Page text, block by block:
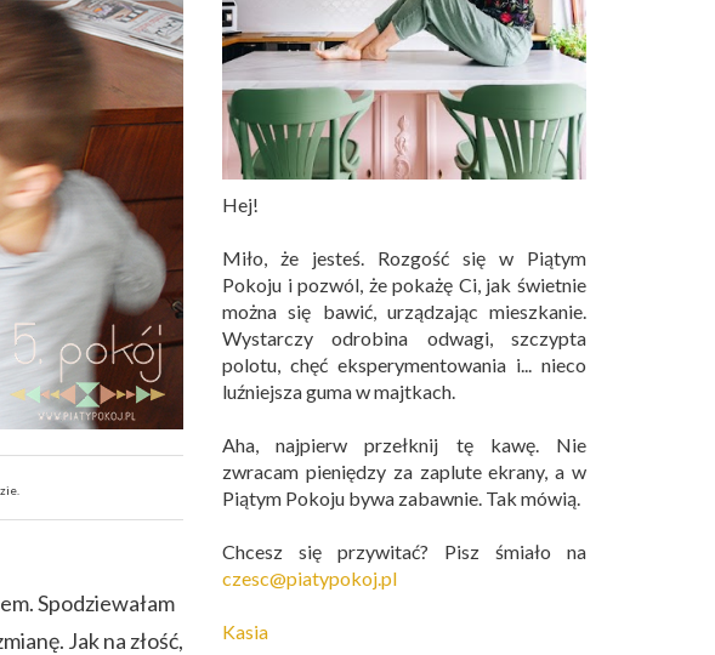
Spodziewałam
Jak na złość,
Hej!
Miło, że jesteś. Rozgość się w Piątym
Pokoju i pozwól, że pokażę Ci, jak świetnie
można się bawić, urządzając mieszkanie.
Wystarczy odrobina odwagi, szczypta
polotu, chęć eksperymentowania i... nieco
luźniejsza guma w majtkach.
Aha, najpierw przełknij tę kawę. Nie
zwracam pieniędzy za zaplute ekrany, a w
Piątym Pokoju bywa zabawnie. Tak mówią.
Chcesz się przywitać? Pisz śmiało na
czesc@piatypokoj.pl
Kasia